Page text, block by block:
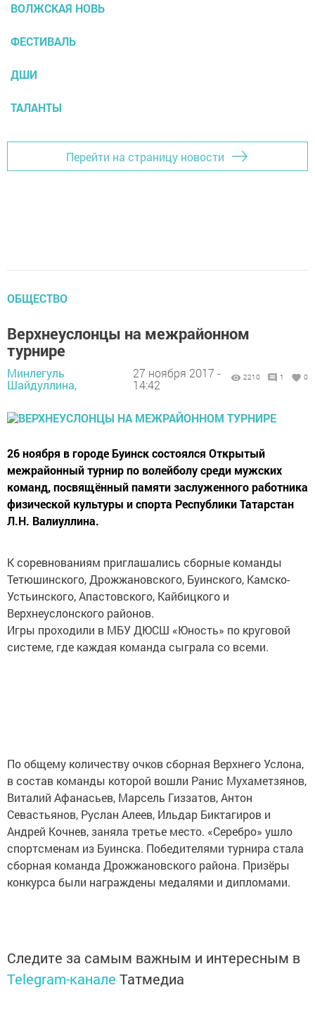
ВОЛЖСКАЯ НОВЬ
ФЕСТИВАЛЬ
ДШИ
ТАЛАНТЫ
Перейти на страницу новости
ОБЩЕСТВО
Верхнеуслонцы на межрайонном
турнире
Минлегуль
Шайдуллина,
27 ноября 2017 -
14:42
2210 1 0
26 ноября в городе Буинск состоялся Открытый
межрайонный турнир по волейболу среди мужских
команд, посвящённый памяти заслуженного работника
физической культуры и спорта Республики Татарстан
Л.Н. Валиуллина.
К соревнованиям приглашались сборные команды
Тетюшинского, Дрожжановского, Буинского, Камско-
Устьинского, Апастовского, Кайбицкого и
Верхнеуслонского районов.
Игры проходили в МБУ ДЮСШ «Юность» по круговой
системе, где каждая команда сыграла со всеми.
По общему количеству очков сборная Верхнего Услона,
в состав команды которой вошли Ранис Мухаметзянов,
Виталий Афанасьев, Марсель Гиззатов, Антон
Севастьянов, Руслан Алеев, Ильдар Биктагиров и
Андрей Кочнев, заняла третье место. «Серебро» ушло
спортсменам из Буинска. Победителями турнира стала
сборная команда Дрожжановского района. Призёры
конкурса были награждены медалями и дипломами.
Следите за самым важным и интересным в
Telegram-канале Татмедиа